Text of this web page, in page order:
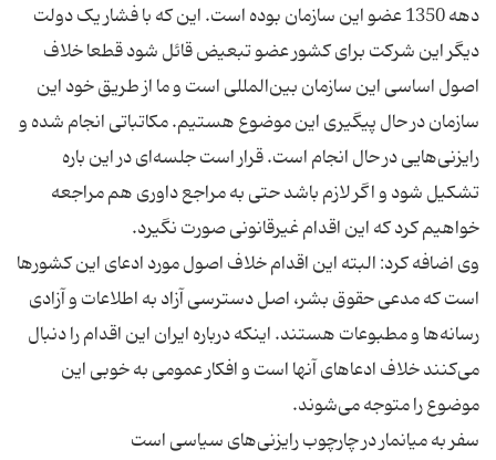
دهه 1350 عضو این سازمان بوده است. این که با فشار یک دولت
دیگر این شرکت برای کشور عضو تبعیض قائل شود قطعا خلاف
اصول اساسی این سازمان بین‌المللی است و ما از طریق خود این
سازمان در حال پیگیری این موضوع هستیم. مکاتباتی انجام شده و
رایزنی‌هایی در حال انجام است. قرار است جلسه‌ای در این باره
تشکیل شود و اگر لازم باشد حتی به مراجع داوری هم مراجعه
وی اضافه کرد: البته این اقدام خلاف اصول مورد ادعای این کشورها
است که مدعی حقوق بشر، اصل دسترسی آزاد به اطلاعات و آزادی
رسانه‌ها و مطبوعات هستند. اینکه درباره‌ ایران این اقدام را دنبال
می‌کنند خلاف ادعاهای آنها است و افکار عمومی به خوبی این